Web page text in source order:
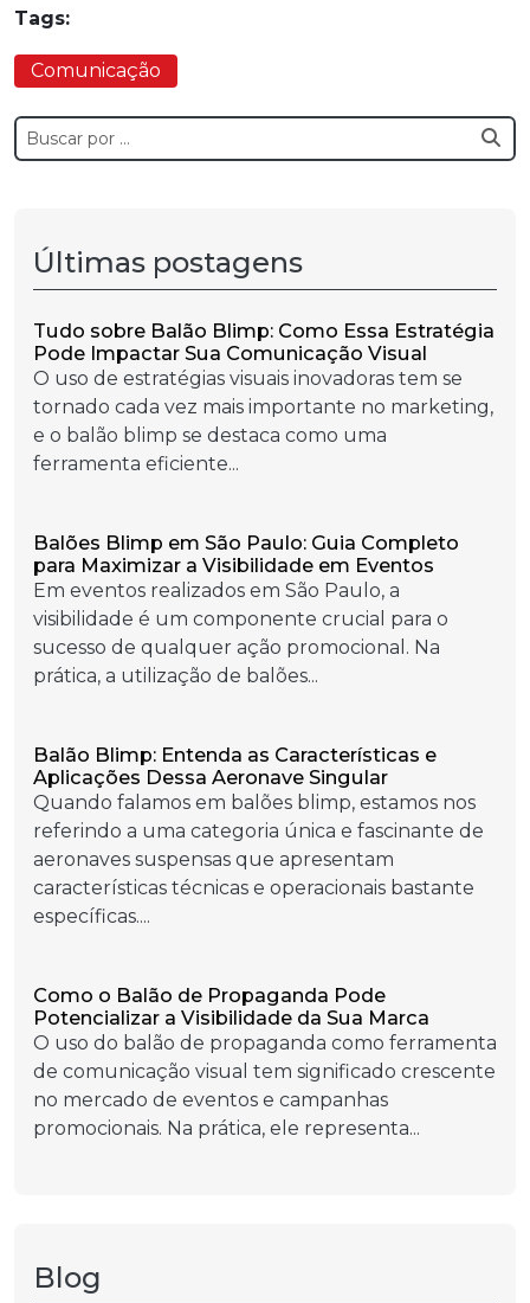
Tags:
Comunicação
Últimas postagens
Tudo sobre Balão Blimp: Como Essa Estratégia
Pode Impactar Sua Comunicação Visual
O uso de estratégias visuais inovadoras tem se
tornado cada vez mais importante no marketing,
e o balão blimp se destaca como uma
ferramenta eficiente...
Balões Blimp em São Paulo: Guia Completo
para Maximizar a Visibilidade em Eventos
Em eventos realizados em São Paulo, a
visibilidade é um componente crucial para o
sucesso de qualquer ação promocional. Na
prática, a utilização de balões...
Balão Blimp: Entenda as Características e
Aplicações Dessa Aeronave Singular
Quando falamos em balões blimp, estamos nos
referindo a uma categoria única e fascinante de
aeronaves suspensas que apresentam
características técnicas e operacionais bastante
específicas....
Como o Balão de Propaganda Pode
Potencializar a Visibilidade da Sua Marca
O uso do balão de propaganda como ferramenta
de comunicação visual tem significado crescente
no mercado de eventos e campanhas
promocionais. Na prática, ele representa...
Blog